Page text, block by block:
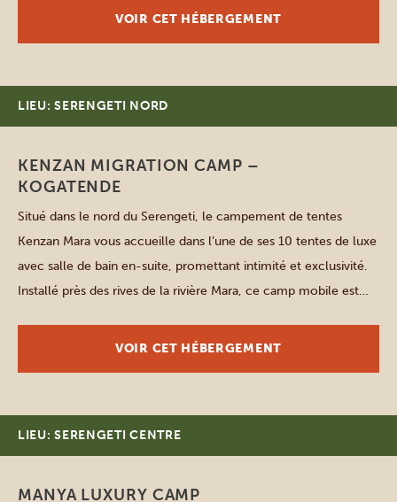
VOIR CET HÉBERGEMENT
LIEU: SERENGETI NORD
KENZAN MIGRATION CAMP –
KOGATENDE
Situé dans le nord du Serengeti, le campement de tentes
Kenzan Mara vous accueille dans l’une de ses 10 tentes de luxe
avec salle de bain en-suite, promettant intimité et exclusivité.
Installé près des rives de la rivière Mara, ce camp mobile est
VOIR CET HÉBERGEMENT
LIEU: SERENGETI CENTRE
MANYA LUXURY CAMP